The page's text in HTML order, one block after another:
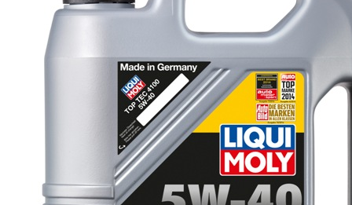
Описание Высокопроизводительное моторное